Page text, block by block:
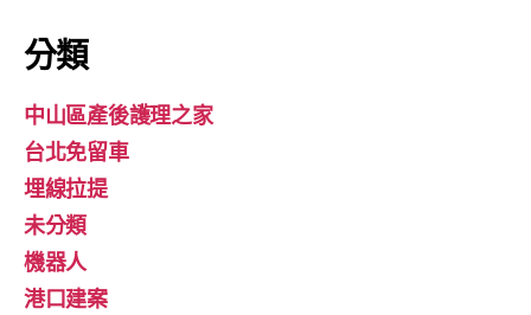
分類
中山區產後護理之家
台北免留車
埋線拉提
未分類
機器人
港口建案